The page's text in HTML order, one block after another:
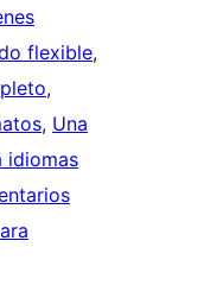
flexible
, Una
idiomas